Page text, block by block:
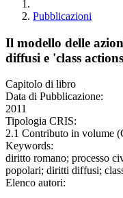
Pubblicazioni
Il modello delle
diffusi e 'class
Capitolo di libro
Data di Pubblicazione:
2011
Tipologia CRIS:
2.1 Contributo in volume
Keywords:
diritto romano; processo
popolari; diritti diffusi;
Elenco autori: